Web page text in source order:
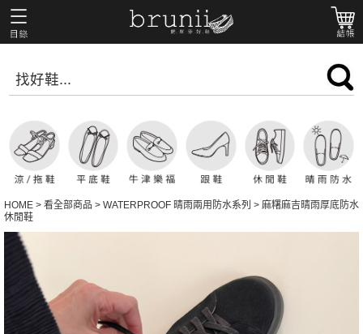
HOME > 看全部商品 > WATERPROOF 晴雨兩用防水系列 > 麻糬麻吉晴雨厚底防水
休閒鞋